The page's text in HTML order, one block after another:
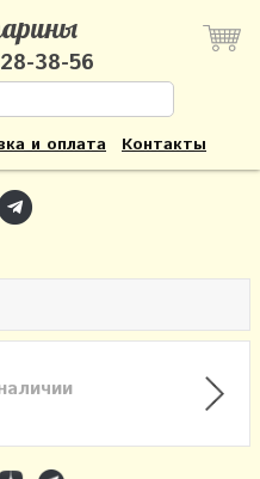
38-56
и оплата Контакты